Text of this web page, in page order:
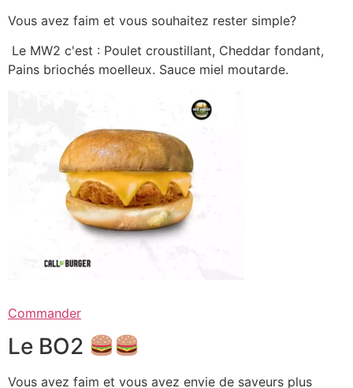
Vous avez faim et vous souhaitez rester simple?
Le MW2 c'est : Poulet croustillant, Cheddar fondant,
Pains briochés moelleux. Sauce miel moutarde.
Commander
Le BO2
Vous avez faim et vous avez envie de saveurs plus